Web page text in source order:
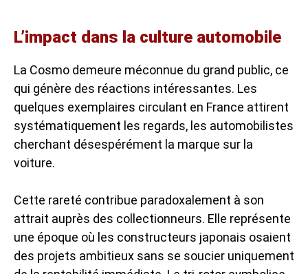
L’impact dans la culture automobile
La Cosmo demeure méconnue du grand public, ce
qui génère des réactions intéressantes. Les
quelques exemplaires circulant en France attirent
systématiquement les regards, les automobilistes
cherchant désespérément la marque sur la
voiture.
Cette rareté contribue paradoxalement à son
attrait auprès des collectionneurs. Elle représente
une époque où les constructeurs japonais osaient
des projets ambitieux sans se soucier uniquement